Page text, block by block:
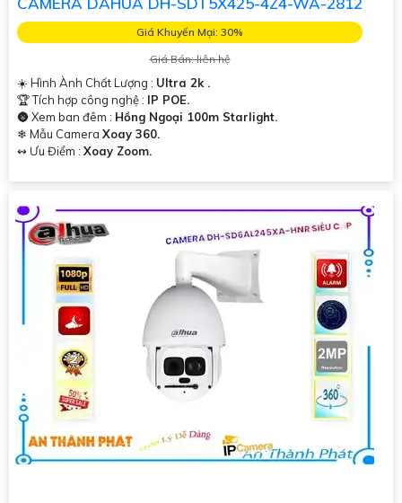
Giá Khuyến Mại: 30%
Giá Bán: liên hệ
☀️ Hình Ành Chất Lượng : Ultra 2k .
🏆 Tích hợp công nghệ : IP POE.
🌚 Xem ban đêm : Hồng Ngoại 100m Starlight.
❄ Mẫu Camera Xoay 360.
️↭ Ưu Điểm : Xoay Zoom.